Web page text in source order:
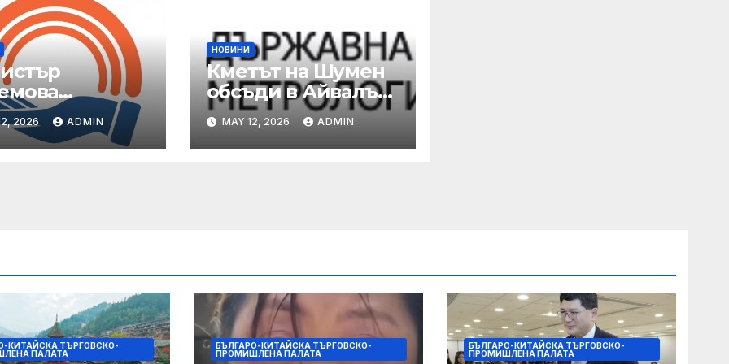
на АСП
готовност
на
2026 ADMIN
НОВИНИ
Кметът на Шумен
обсъди в Айвалък
възможности за
сътрудничество с
турската община
MAY 12, 2026 ADMIN
КИТАЙСКА ТЪРГОВСКО-
ПАЛАТА
БЪЛГАРО-КИТАЙСКА ТЪРГОВСКО-
ПРОМИШЛЕНА ПАЛАТА
БЪЛГАРО-КИТАЙСКА ТЪРГОВСКО-
ПРОМИШЛЕНА ПАЛАТА